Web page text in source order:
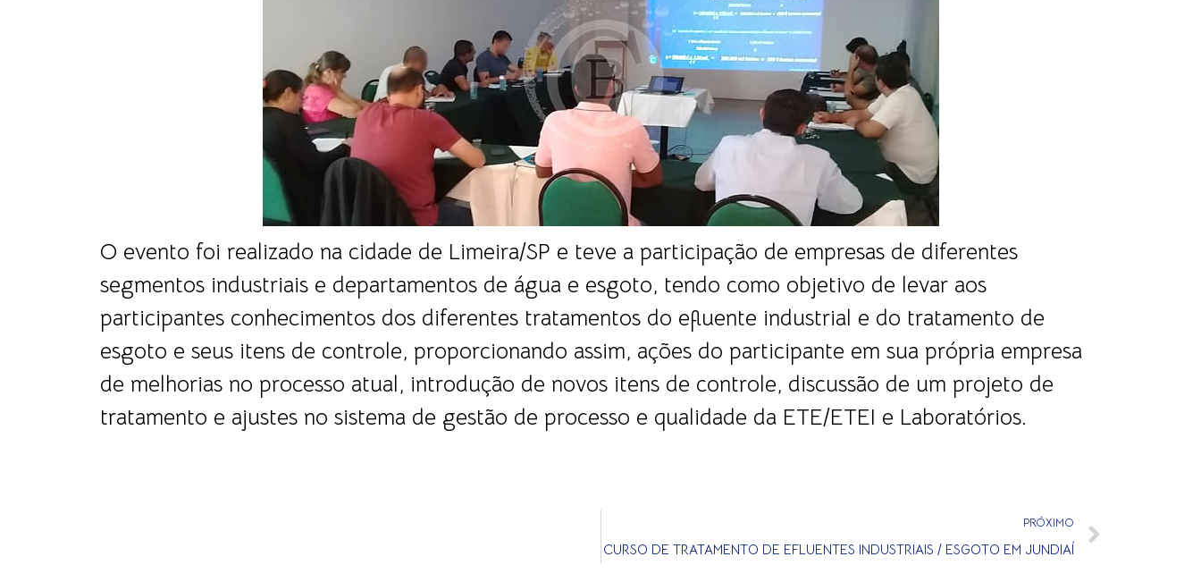
O evento foi realizado na cidade de Limeira/SP e teve a participação de empresas de diferentes
segmentos industriais e departamentos de água e esgoto, tendo como objetivo de levar aos
participantes conhecimentos dos diferentes tratamentos do efluente industrial e do tratamento de
esgoto e seus itens de controle, proporcionando assim, ações do participante em sua própria empresa
de melhorias no processo atual, introdução de novos itens de controle, discussão de um projeto de
tratamento e ajustes no sistema de gestão de processo e qualidade da ETE/ETEI e Laboratórios.
PRÓXIMO
CURSO DE TRATAMENTO DE EFLUENTES INDUSTRIAIS / ESGOTO EM JUNDIAÍ